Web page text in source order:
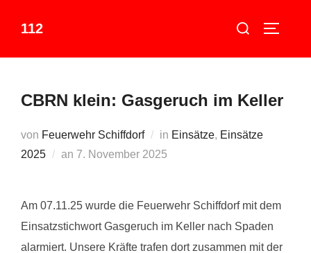
Inhalt112
Suchen
CBRN klein: Gasgeruch im Keller
von Feuerwehr Schiffdorf in Einsätze, Einsätze
2025
an Veröffentlicht
7. November 2025
Am 07.11.25 wurde die Feuerwehr Schiffdorf mit dem
Einsatzstichwort Gasgeruch im Keller nach Spaden
alarmiert. Unsere Kräfte trafen dort zusammen mit der